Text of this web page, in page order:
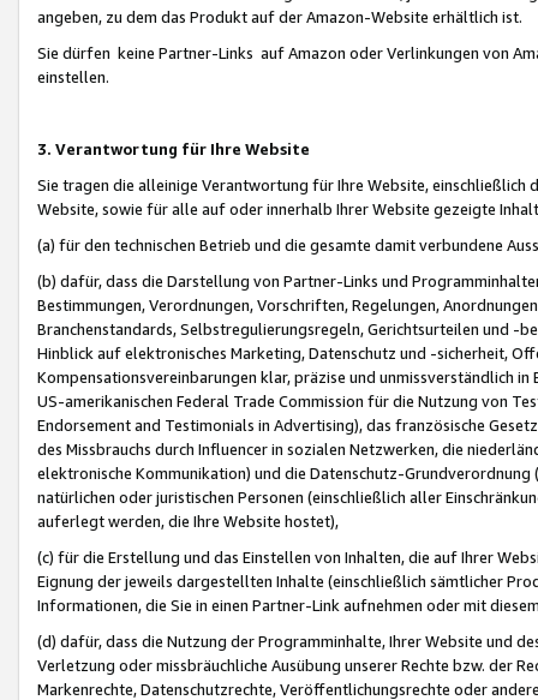
angeben, zu dem das Produkt auf der Amazon-Website erhältlich ist.
Sie dürfen keine Partner-Links auf Amazon oder Verlinkungen von
einstellen.
3. Verantwortung für Ihre Website
Sie tragen die alleinige Verantwortung für Ihre Website,
Website, sowie für alle auf oder innerhalb Ihrer Website gezeigte
(a) für den technischen Betrieb und die gesamte damit verbundene
(b) dafür, dass die Darstellung von Partner-Links und
Bestimmungen, Verordnungen, Vorschriften, Regelungen,
Branchenstandards, Selbstregulierungsregeln, Gerichtsurteilen und -
Hinblick auf elektronisches Marketing, Datenschutz und -sicherheit,
Kompensationsvereinbarungen klar, präzise und unmissverständlich
US-amerikanischen Federal Trade Commission für die Nutzung von
Endorsement and Testimonials in Advertising), das französische
des Missbrauchs durch Influencer in sozialen Netzwerken, die
elektronische Kommunikation) und die Datenschutz-
natürlichen oder juristischen Personen (einschließlich aller
auferlegt werden, die Ihre Website hostet),
(c) für die Erstellung und das Einstellen von Inhalten, die auf Ihrer
Eignung der jeweils dargestellten Inhalte (einschließlich sämtlicher
Informationen, die Sie in einen Partner-Link aufnehmen oder mit
(d) dafür, dass die Nutzung der Programminhalte, Ihrer Website und
Verletzung oder missbräuchliche Ausübung unserer Rechte bzw. der
Markenrechte, Datenschutzrechte, Veröffentlichungsrechte oder